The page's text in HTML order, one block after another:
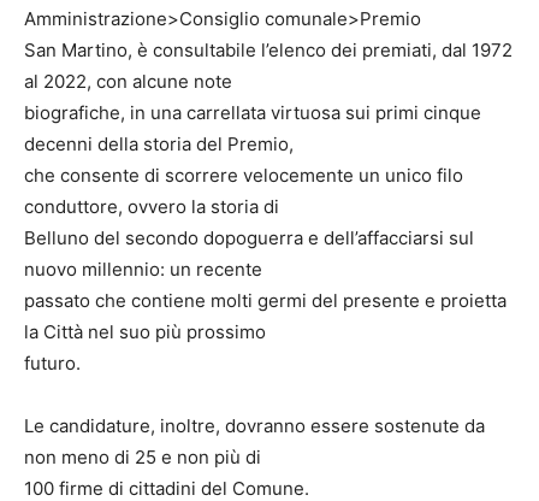
Amministrazione>Consiglio comunale>Premio
San Martino, è consultabile l’elenco dei premiati, dal 1972
al 2022, con alcune note
biografiche, in una carrellata virtuosa sui primi cinque
decenni della storia del Premio,
che consente di scorrere velocemente un unico filo
conduttore, ovvero la storia di
Belluno del secondo dopoguerra e dell’affacciarsi sul
nuovo millennio: un recente
passato che contiene molti germi del presente e proietta
la Città nel suo più prossimo
futuro.
Le candidature, inoltre, dovranno essere sostenute da
non meno di 25 e non più di
100 firme di cittadini del Comune.